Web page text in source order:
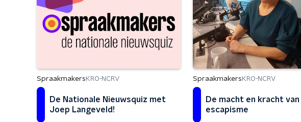
Spraakmakers KRO-NCRV
De Nationale Nieuwsquiz met
Joep Langeveld!
Spraakmakers KRO-NCRV
De macht en kracht van
escapisme